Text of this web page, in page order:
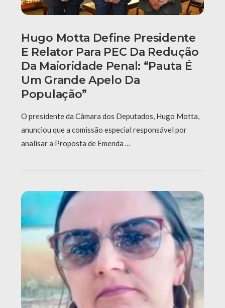
Hugo Motta Define Presidente
E Relator Para PEC Da Redução
Da Maioridade Penal: “Pauta É
Um Grande Apelo Da
População”
O presidente da Câmara dos Deputados, Hugo Motta,
anunciou que a comissão especial responsável por
analisar a Proposta de Emenda …